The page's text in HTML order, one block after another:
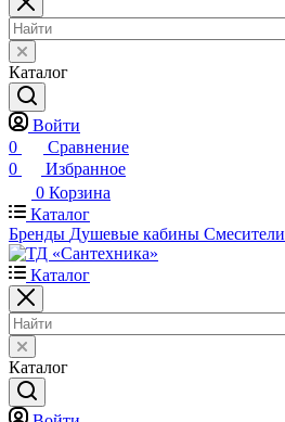
Каталог
Войти
0
Сравнение
0
Избранное
0 Корзина
Каталог
Бренды Душевые кабины Смесители
Каталог
Каталог